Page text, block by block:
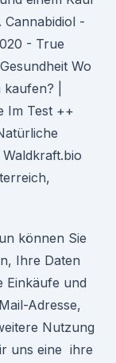
Cannabidiol -
- True
Wo
|
Im Test ++
können Sie
Ihre Daten
Einkäufe und
Adresse,
Nutzung
uns eine ihre